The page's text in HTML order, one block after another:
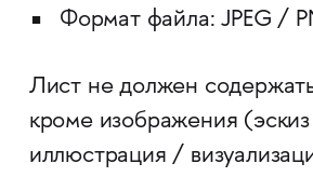
Формат файла: JPEG /
Лист не должен
кроме изображения
иллюстрация /